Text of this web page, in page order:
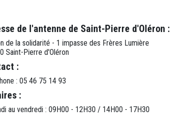
de l'antenne de Saint-Pierre d'Oléron :
de la solidarité - 1 impasse des Frères Lumière
Saint-Pierre d'Oléron
:
: 05 46 75 14 93
:
au vendredi : 09H00 - 12H30 / 14H00 - 17H30